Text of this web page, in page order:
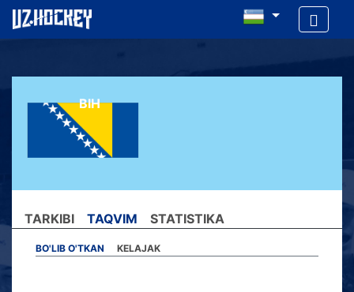
BIH
TARKIBI TAQVIM STATISTIKA
BO'LIB O'TKAN KELAJAK